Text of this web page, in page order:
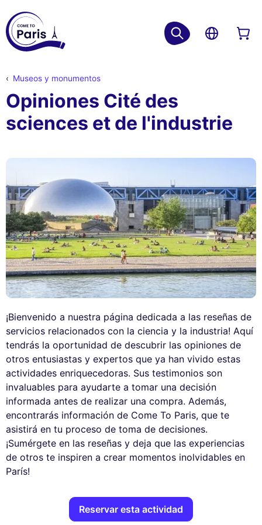
Museos y monumentos
Opiniones Cité des
sciences et de l'industrie
¡Bienvenido a nuestra página dedicada a las reseñas de
servicios relacionados con la ciencia y la industria! Aquí
tendrás la oportunidad de descubrir las opiniones de
otros entusiastas y expertos que ya han vivido estas
actividades enriquecedoras. Sus testimonios son
invaluables para ayudarte a tomar una decisión
informada antes de realizar una compra. Además,
encontrarás información de Come To Paris, que te
asistirá en tu proceso de toma de decisiones.
¡Sumérgete en las reseñas y deja que las experiencias
de otros te inspiren a crear momentos inolvidables en
París!
Reservar esta actividad